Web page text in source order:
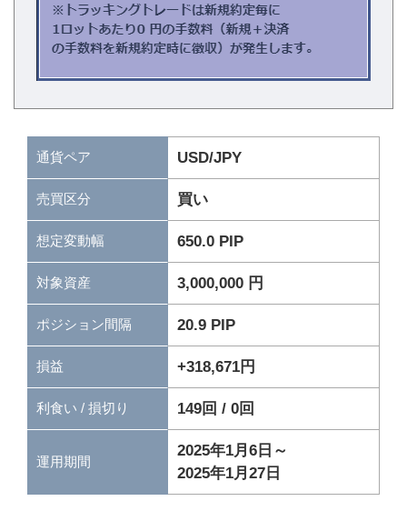
通貨ペア USD/JPY
売買区分 買い
想定変動幅 650.0 PIP
対象資産 3,000,000 円
ポジション間隔 20.9 PIP
損益 +318,671円
利食い / 損切り 149回 / 0回
運用期間
2025年1月6日～
2025年1月27日